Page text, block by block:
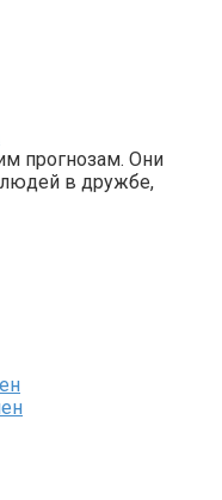
прогнозам. Они
людей в дружбе,